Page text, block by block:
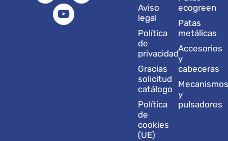
u
b
Aviso
legal
Política
de
privacidad
Gracias
solicitud
catálogo
Política
de
cookies
(UE)
ecogreen
Patas
metálicas
Accesorios
y
cabeceras
y
pulsadores